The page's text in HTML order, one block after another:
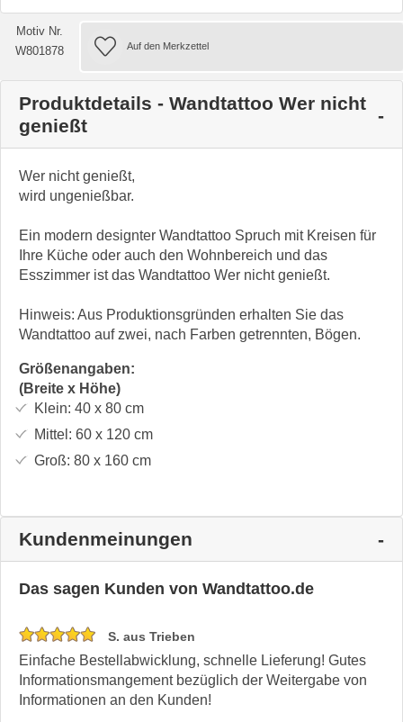
Motiv Nr.
W801878
Produktdetails - Wandtattoo Wer nicht
genießt
Wer nicht genießt,
wird ungenießbar.
Ein modern designter Wandtattoo Spruch mit Kreisen für
Ihre Küche oder auch den Wohnbereich und das
Esszimmer ist das Wandtattoo Wer nicht genießt.
Hinweis: Aus Produktionsgründen erhalten Sie das
Wandtattoo auf zwei, nach Farben getrennten, Bögen.
Größenangaben:
(Breite x Höhe)
Klein: 40 x 80cm
Mittel: 60 x 120cm
Groß: 80 x 160cm
Kundenmeinungen
Das sagen Kunden von Wandtattoo.de
S. aus Trieben
Einfache Bestellabwicklung, schnelle Lieferung! Gutes
Informationsmangement bezüglich der Weitergabe von
Informationen an den Kunden!